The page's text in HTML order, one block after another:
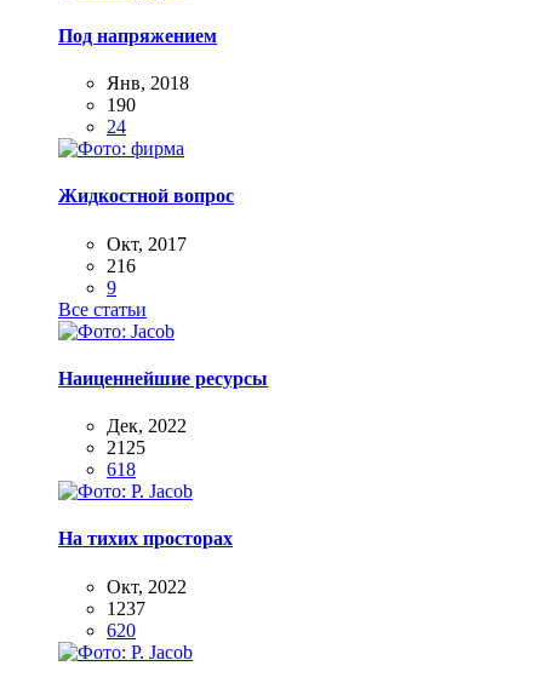
Под напряжением
Янв, 2018
190
24
Жидкостной вопрос
Окт, 2017
216
9
Все статьи
Наиценнейшие ресурсы
Дек, 2022
2125
618
На тихих просторах
Окт, 2022
1237
620